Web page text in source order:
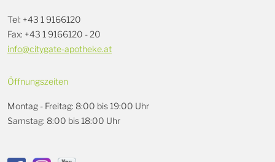
Tel: +43 1 9166120
Fax: +43 1 9166120 - 20
info@citygate-apotheke.at
Öffnungszeiten
Montag - Freitag: 8:00 bis 19:00 Uhr
Samstag: 8:00 bis 18:00 Uhr